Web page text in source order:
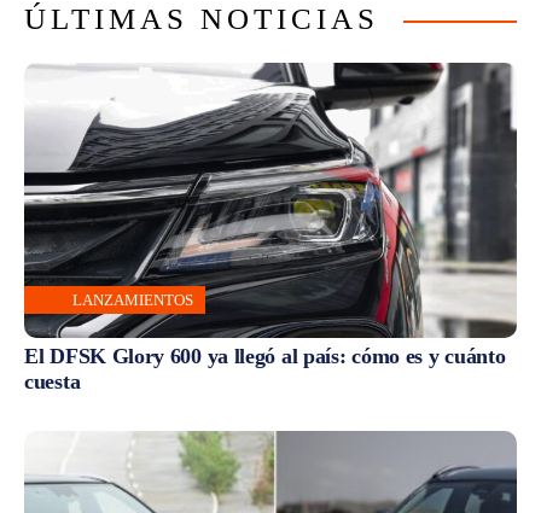
ÚLTIMAS NOTICIAS
LANZAMIENTOS
El DFSK Glory 600 ya llegó al país: cómo es y cuánto
cuesta